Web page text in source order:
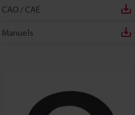
CAO / CAE
Manuels